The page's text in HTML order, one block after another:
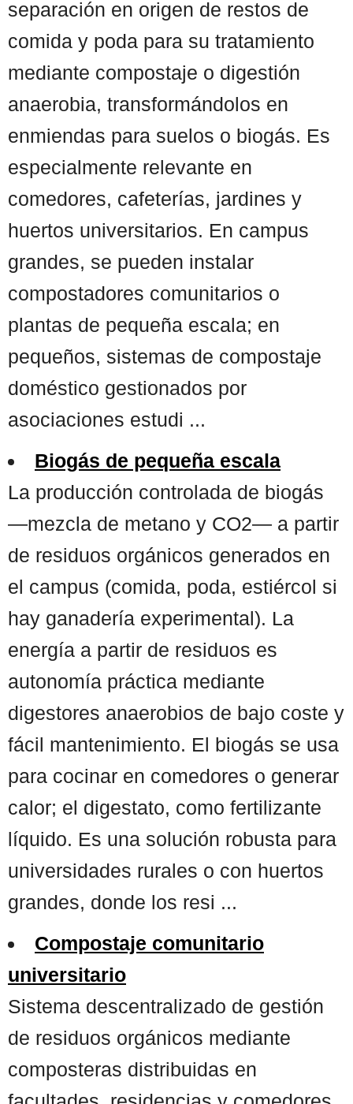
separación en origen de restos de
comida y poda para su tratamiento
mediante compostaje o digestión
anaerobia, transformándolos en
enmiendas para suelos o biogás. Es
especialmente relevante en
comedores, cafeterías, jardines y
huertos universitarios. En campus
grandes, se pueden instalar
compostadores comunitarios o
plantas de pequeña escala; en
pequeños, sistemas de compostaje
doméstico gestionados por
asociaciones estudi ...
Biogás de pequeña escala
La producción controlada de biogás
—mezcla de metano y CO2— a partir
de residuos orgánicos generados en
el campus (comida, poda, estiércol si
hay ganadería experimental). La
energía a partir de residuos es
autonomía práctica mediante
digestores anaerobios de bajo coste y
fácil mantenimiento. El biogás se usa
para cocinar en comedores o generar
calor; el digestato, como fertilizante
líquido. Es una solución robusta para
universidades rurales o con huertos
grandes, donde los resi ...
Compostaje comunitario
universitario
Sistema descentralizado de gestión
de residuos orgánicos mediante
composteras distribuidas en